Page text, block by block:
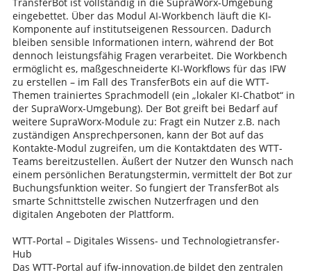
eingebettet. Über das Modul AI-Workbench läuft die KI-
Komponente auf institutseigenen Ressourcen. Dadurch
bleiben sensible Informationen intern, während der Bot
dennoch leistungsfähig Fragen verarbeitet. Die Workbench
ermöglicht es, maßgeschneiderte KI-Workflows für das IFW
zu erstellen – im Fall des TransferBots ein auf die WTT-
Themen trainiertes Sprachmodell (ein „lokaler KI-Chatbot“ in
der SupraWorx-Umgebung). Der Bot greift bei Bedarf auf
weitere SupraWorx-Module zu: Fragt ein Nutzer z.B. nach
zuständigen Ansprechpersonen, kann der Bot auf das
Kontakte-Modul zugreifen, um die Kontaktdaten des WTT-
Teams bereitzustellen. Äußert der Nutzer den Wunsch nach
einem persönlichen Beratungstermin, vermittelt der Bot zur
Buchungsfunktion weiter. So fungiert der TransferBot als
smarte Schnittstelle zwischen Nutzerfragen und den
digitalen Angeboten der Plattform.
WTT-Portal – Digitales Wissens- und Technologietransfer-
Hub
Das WTT-Portal auf ifw-innovation.de bildet den zentralen